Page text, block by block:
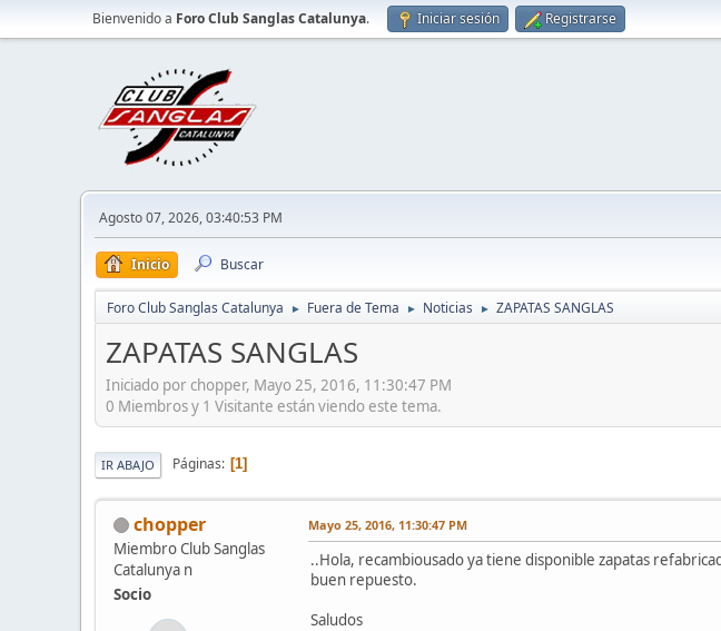
Bienvenido a Foro Club Sanglas Catalunya. Iniciar sesión Registrarse
Agosto 07, 2026, 03:40:53 PM
Inicio Buscar
Foro Club Sanglas Catalunya ► Fuera de Tema ► Noticias ► ZAPATAS SANGLAS
ZAPATAS SANGLAS
Iniciado por chopper, Mayo 25, 2016, 11:30:47 PM
0 Miembros y 1 Visitante están viendo este tema.
IR ABAJO Páginas 1
chopper
Miembro Club Sanglas
Catalunya n
Socio
Mayo 25, 2016, 11:30:47 PM
..Hola, recambiousado ya tiene disponible zapatas
buen repuesto.
Saludos